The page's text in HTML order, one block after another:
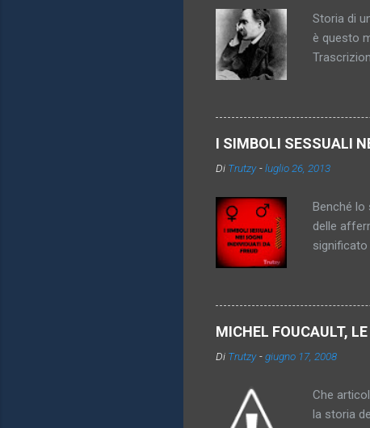
i
Storia di
è questo
diventa
anche
I SIMBOLI SESSUALI
Di Trutzy -luglio 26, 2013
Benché
delle
significato
dei
di oggetti
l'utero. In
MICHEL FOUCAULT,
Di Trutzy -giugno 17, 2008
Che
la storia